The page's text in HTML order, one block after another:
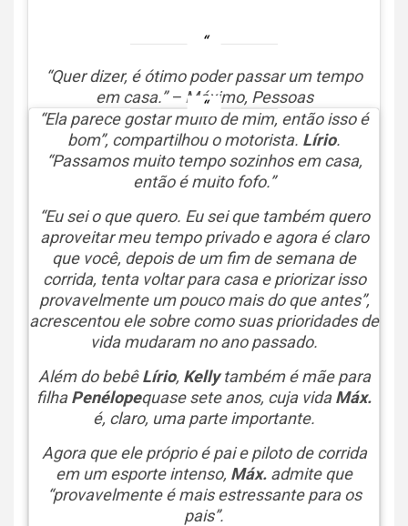
“Quer dizer, é ótimo poder passar um tempo
em casa.” – Máximo, Pessoas
“Ela parece gostar muito de mim, então isso é
bom”, compartilhou o motorista. Lírio.
“Passamos muito tempo sozinhos em casa,
então é muito fofo.”
“Eu sei o que quero. Eu sei que também quero
aproveitar meu tempo privado e agora é claro
que você, depois de um fim de semana de
corrida, tenta voltar para casa e priorizar isso
provavelmente um pouco mais do que antes”,
acrescentou ele sobre como suas prioridades de
vida mudaram no ano passado.
Além do bebêLírio, Kellytambém é mãe para
filhaPenélopequase sete anos, cuja vidaMáx.
é, claro, uma parte importante.
Agora que ele próprio é pai e piloto de corrida
em um esporte intenso, Máx. admite que
“provavelmente é mais estressante para os
pais”.